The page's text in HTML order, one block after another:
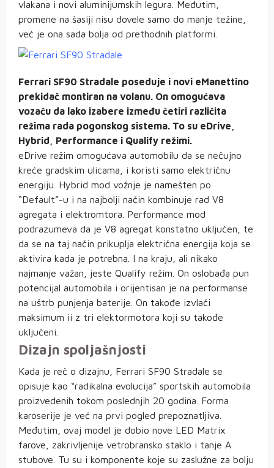
vlakana i novi aluminijumskih legura. Međutim,
promene na šasiji nisu dovele samo do manje težine,
već je ona sada bolja od prethodnih platformi.
Ferrari SF90 Stradale poseduje i novi eManettino
prekidač montiran na volanu. On omogućava
vozaču da lako izabere između četiri različita
režima rada pogonskog sistema. To su eDrive,
Hybrid, Performance i Qualify režimi.
eDrive režim omogućava automobilu da se nečujno
kreće gradskim ulicama, i koristi samo električnu
energiju. Hybrid mod vožnje je namešten po
“Default”-u i na najbolji način kombinuje rad V8
agregata i elektromtora. Performance mod
podrazumeva da je V8 agregat konstatno uključen, te
da se na taj način prikuplja električna energija koja se
aktivira kada je potrebna. I na kraju, ali nikako
najmanje važan, jeste Qualify režim. On oslobađa pun
potencijal automobila i orijentisan je na performanse
na uštrb punjenja baterije. On takođe izvlači
maksimum ii z tri elektormotora koji su takođe
uključeni.
Dizajn spoljašnjosti
Kada je reč o dizajnu, Ferrari SF90 Stradale se
opisuje kao “radikalna evolucija” sportskih automobila
proizvedenih tokom poslednjih 20 godina. Forma
karoserije je već na prvi pogled prepoznatljiva.
Međutim, ovaj model je dobio nove LED Matrix
farove, zakrivljenije vetrobransko staklo i tanje A
stubove. Tu su i komponente koje su zaslužne za bolju